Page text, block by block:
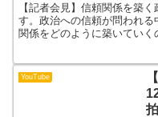
【記者会見】信頼関係を築
す。政治への信頼が問われ
関係をどのように築いていく
YouTube